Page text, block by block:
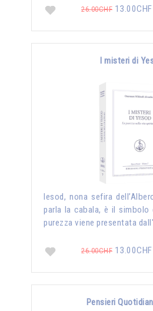
26.00CHF 13.00CHF
I misteri di
Iesod, nona sefira
parla la cabala, è il simbolo
purezza viene presentata
26.00CHF 13.00CHF
Pensieri